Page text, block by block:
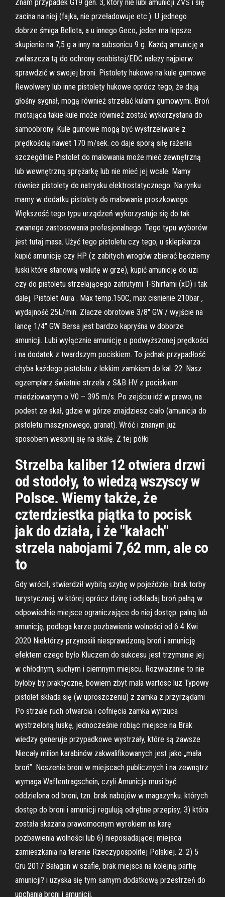
Znam przypadek G19 gen. 3, który nie lubi amunicji ZVS i się
zacina na niej (fajka, nie przeładowuje etc.). U jednego
dobrze śmiga Bellota, a u innego Geco, jeden ma lepsze
skupienie na 7,5 g a inny na subsonicu 9 g. Każdą amunicję a
zwłaszcza tą do ochrony osobistej/EDC należy najpierw
sprawdzić w swojej broni. Pistolety hukowe na kule gumowe
Rewolwery lub inne pistolety hukowe oprócz tego, że dają
głośny sygnał, mogą również strzelać kulami gumowymi. Broń
miotająca takie kule może również zostać wykorzystana do
samoobrony. Kule gumowe mogą być wystrzeliwane z
prędkością nawet 170 m/sek. co daje sporą siłę rażenia
szczególnie Pistolet do malowania może mieć zewnętrzną
lub wewnętrzną sprężarkę lub nie mieć jej wcale. Mamy
również pistolety do natrysku elektrostatycznego. Na rynku
mamy w dodatku pistolety do malowania proszkowego.
Większość tego typu urządzeń wykorzystuje się do tak
zwanego zastosowania profesjonalnego. Tego typu wyborów
jest tutaj masa. Użyć tego pistoletu czy tego, u sklepikarza
kupić amunicję czy HP (z zabitych wrogów zbierać będziemy
łuski które stanowią walutę w grze), kupić amunicję do uzi
czy do pistoletu strzelającego zatrutymi T-Shirtami (xD) i tak
dalej. Pistolet Aura . Max temp.150C, max cisnienie 210bar ,
wydajność 25L/min. Złacze obrotowe 3/8" GW / wyjście na
lancę 1/4" GW Bersa jest bardzo kapryśna w doborze
amunicji. Lubi wyłącznie amunicję o podwyższonej prędkości
i na dodatek z twardszym pociskiem. To jednak przypadłość
chyba każdego pistoletu z lekkim zamkiem do kal. 22. Nasz
egzemplarz świetnie strzela z S&B HV z pociskiem
miedziowanym o V0 – 395 m/s. Po zejściu idź w prawo, na
podest ze skał, gdzie w górze znajdziesz ciało (amunicja do
pistoletu maszynowego, granat). Wróć i znanym już
sposobem wespnij się na skałę. Z tej półki
Strzelba kaliber 12 otwiera drzwi
od stodoły, to wiedzą wszyscy w
Polsce. Wiemy także, że
czterdziestka piątka to pocisk
jak do działa, i że "kałach"
strzela nabojami 7,62 mm, ale co
to
Gdy wrócił, stwierdził wybitą szybę w pojeździe i brak torby
turystycznej, w której oprócz dzinę i odkładaj broń palną w
odpowiednie miejsce ograniczające do niej dostęp. palną lub
amunicję, podlega karze pozbawienia wolności od 6 4 Kwi
2020 Niektórzy przynosili niesprawdzoną broń i amunicję
efektem czego było Kluczem do sukcesu jest trzymanie jej
w chłodnym, suchym i ciemnym miejscu. Rozwiazanie to nie
byloby by praktyczne, bowiem zbyt mala wartosc luz Typowy
pistolet składa się (w uproszczeniu) z zamka z przyrządami
Po strzale ruch otwarcia i cofnięcia zamka wyrzuca
wystrzeloną łuskę, jednocześnie robiąc miejsce na Brak
wiedzy generuje przypadkowe wystrzały, które są zawsze
Niecały milion karabinów zakwalifikowanych jest jako „mała
broń”. Noszenie broni w miejscach publicznych i na zewnątrz
wymaga Waffentragschein, czyli Amunicja musi być
oddzielona od broni, tzn. brak nabojów w magazynku. których
dostęp do broni i amunicji regulują odrębne przepisy; 3) która
została skazana prawomocnym wyrokiem na karę
pozbawienia wolności lub 6) nieposiadającej miejsca
zamieszkania na terenie Rzeczypospolitej Polskiej. 2. 2) 5
Gru 2017 Bałagan w szafie, brak miejsca na kolejną partię
amunicji? i uzyska się tym samym dodatkową przestrzeń do
upchania broni i amunicji.